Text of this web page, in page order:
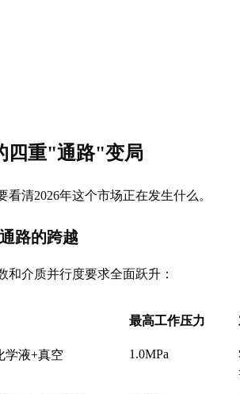
四重"通路"变局
看清2026年这个市场正在发生什么。
路的跨越
和介质并行度要求全面跃升：
最高工作压力
学液+真空 1.0MPa